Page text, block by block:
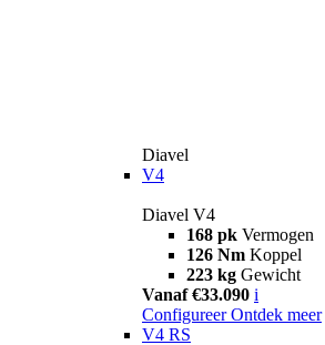
Diavel
V4
Diavel V4
168 pk Vermogen
126 Nm Koppel
223 kg Gewicht
Vanaf €33.090 i
Configureer Ontdek meer
V4 RS